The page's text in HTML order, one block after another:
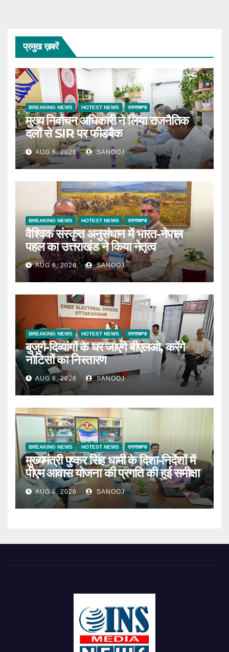
प्रमुख ख़बरें
BREAKING NEWS HOTEST NEWS उत्तराखण्ड
मुख्य निर्वाचन अधिकारी ने लिया राजनैतिक
दलों से SIR पर फीडबैक
AUG 6, 2026 SANOOJ
BREAKING NEWS HOTEST NEWS उत्तराखण्ड
वैश्विक संस्कृत अनुसंधान में भारत-नेपाल
पहल का उत्तराखंड ने किया नेतृत्व
AUG 6, 2026 SANOOJ
BREAKING NEWS HOTEST NEWS उत्तराखण्ड
बुजुर्ग-दिव्यांगों के घर जाएंगे बीएलओ, करेंगे
नोटिसों का निस्तारण
AUG 6, 2026 SANOOJ
BREAKING NEWS HOTEST NEWS उत्तराखण्ड
मुख्यमंत्री पुष्कर सिंह धामी के दिशा-निर्देशों में
पीएम आवास योजना की प्रगति की हुई समीक्षा
AUG 6, 2026 SANOOJ